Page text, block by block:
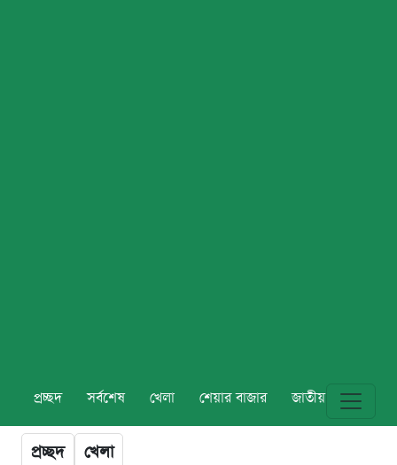
প্রচ্ছদ সর্বশেষ খেলা শেয়ার বাজার জাতীয় বিশ্ব
প্রচ্ছদ খেলা